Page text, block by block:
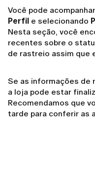
Você pode
Perfil e selecionando
Nesta seção, você
recentes sobre o
de rastreio assim que
Se as informações de
a loja pode estar
Recomendamos que
tarde para conferir as